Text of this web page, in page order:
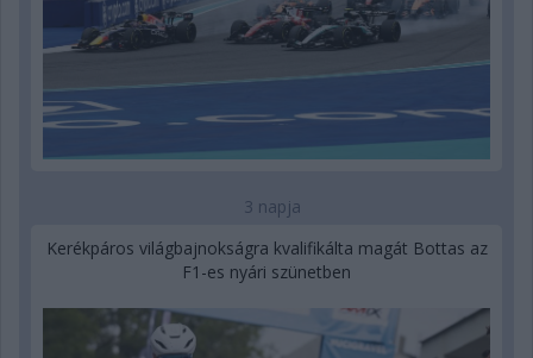
3 napja
Kerékpáros világbajnokságra kvalifikálta magát Bottas az
F1-es nyári szünetben